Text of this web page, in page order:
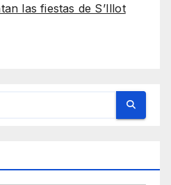
las fiestas de S’Illot